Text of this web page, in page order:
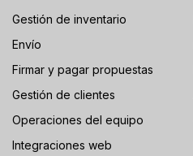
Gestión de inventario
Envío
Firmar y pagar propuestas
Gestión de clientes
Operaciones del equipo
Integraciones web